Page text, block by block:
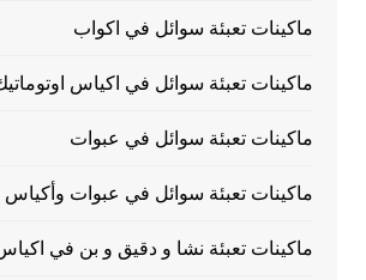
ماكينات تعبئة سوائل في اكواب
ماكينات تعبئة سوائل في اكياس
ماكينات تعبئة سوائل في عبوات
ماكينات تعبئة سوائل في عبوات
ماكينات تعبئة نشا و دقيق و بن في